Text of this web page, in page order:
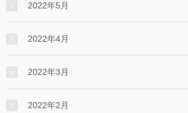
2022年5月
2022年4月
2022年3月
2022年2月